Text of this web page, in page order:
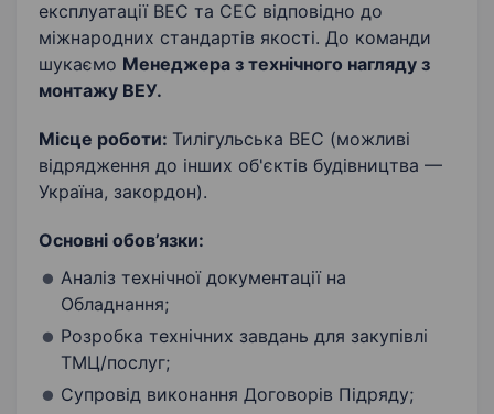
експлуатації ВЕС та СЕС відповідно до
міжнародних стандартів якості. До команди
шукаємо Менеджера з технічного нагляду з
монтажу ВЕУ.
Місце роботи: Тилігульська ВЕС (можливі
відрядження до інших об'єктів будівництва —
Україна, закордон).
Основні обов’язки:
Аналіз технічної документації на
Обладнання;
Розробка технічних завдань для закупівлі
ТМЦ/послуг;
Супровід виконання Договорів Підряду;